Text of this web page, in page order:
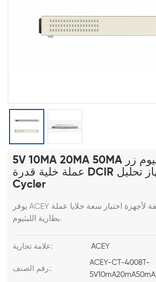
5V 10MA 20MA 50MA بطارية ليثيوم زر
عملة خلية قدرة DCIR تستر جهاز تحليل
Cycler
يوفر ACEY مواصفات مختلفة لأجهزة اختبار سعة خلايا عملة
بطارية الليثيوم.
علامة تجارية: ACEY
رقم الصنف.:
ACEY-CT-4008T-
5V10mA20mA50mA